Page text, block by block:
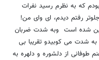
که به نظرم رسید نفرات
رفتم دیدم، ای وای من!
شده است وبه شدت ضربان
شدت می کوبیدو تقریبا بی
طوفانی از دلشوره و دلهره به